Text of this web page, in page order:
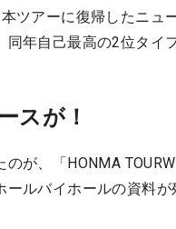
ツアーに復帰したニュ
年自己最高の2位タイ
スが！
が、「HONMA
ルバイホールの資料